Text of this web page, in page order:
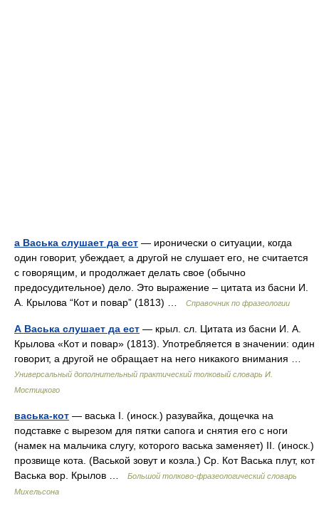
а Васька слушает да ест — иронически о ситуации, когда
один говорит, убеждает, а другой не слушает его, не считается
с говорящим, и продолжает делать свое (обычно
предосудительное) дело. Это выражение – цитата из басни И.
А. Крылова “Кот и повар” (1813) …
Справочник по фразеологии
А Васька слушает да ест — крыл. сл. Цитата из басни И. А.
Крылова «Кот и повар» (1813). Употребляется в значении: один
говорит, а другой не обращает на него никакого внимания …
Универсальный дополнительный практический толковый словарь И.
Мостицкого
васька-кот — васька I. (иноск.) разувайка, дощечка на
подставке с вырезом для пятки сапога и снятия его с ноги
(намек на мальчика слугу, которого васька заменяет) II. (иноск.)
прозвище кота. (Васькой зовут и козла.) Ср. Кот Васька плут, кот
Васька вор. Крылов …
Большой толково-фразеологический словарь
Михельсона